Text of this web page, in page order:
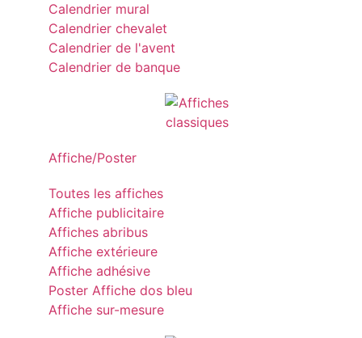
Calendrier mural
Calendrier chevalet
Calendrier de l'avent
Calendrier de banque
Affiche/Poster
Toutes les affiches
Affiche publicitaire
Affiches abribus
Affiche extérieure
Affiche adhésive
Poster Affiche dos bleu
Affiche sur-mesure